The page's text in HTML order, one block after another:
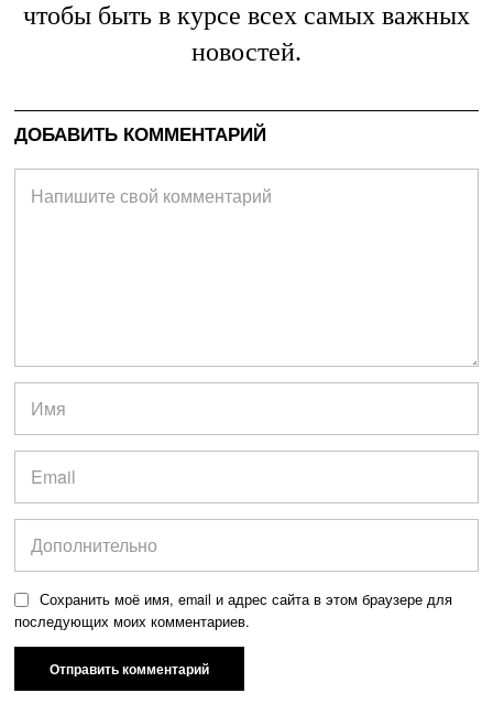
чтобы быть в курсе всех самых важных
новостей.
ДОБАВИТЬ КОММЕНТАРИЙ
Сохранить моё имя, email и адрес сайта в этом браузере для
последующих моих комментариев.